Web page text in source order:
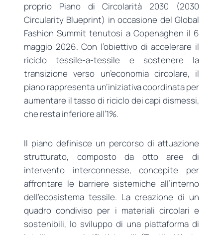
proprio Piano di Circolarità 2030 (2030
Circularity Blueprint) in occasione del Global
Fashion Summit tenutosi a Copenaghen il 6
maggio 2026. Con l’obiettivo di accelerare il
riciclo tessile-a-tessile e sostenere la
transizione verso un’economia circolare, il
piano rappresenta un’iniziativa coordinata per
aumentare il tasso di riciclo dei capi dismessi,
che resta inferiore all’1%.
Il piano definisce un percorso di attuazione
strutturato, composto da otto aree di
intervento interconnesse, concepite per
affrontare le barriere sistemiche all’interno
dell’ecosistema tessile. La creazione di un
quadro condiviso per i materiali circolari e
sostenibili, lo sviluppo di una piattaforma di